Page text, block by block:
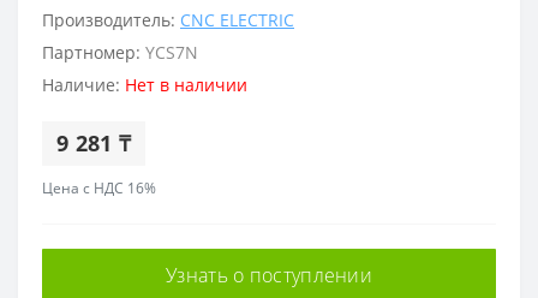
Производитель: CNC ELECTRIC
Партномер: YCS7N
Наличие: Нет в наличии
9 281 ₸
Цена с НДС 16%
Узнать о поступлении